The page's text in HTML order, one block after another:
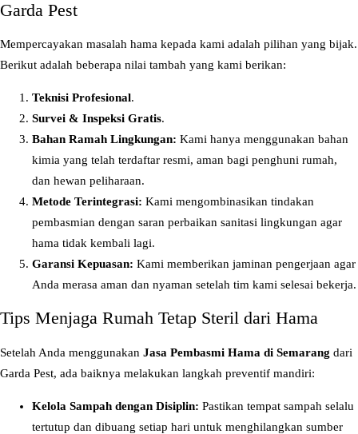
Garda Pest
Mempercayakan masalah hama kepada kami adalah pilihan yang bijak.
Berikut adalah beberapa nilai tambah yang kami berikan:
Teknisi Profesional.
Survei & Inspeksi Gratis.
Bahan Ramah Lingkungan: Kami hanya menggunakan bahan
kimia yang telah terdaftar resmi, aman bagi penghuni rumah,
dan hewan peliharaan.
Metode Terintegrasi: Kami mengombinasikan tindakan
pembasmian dengan saran perbaikan sanitasi lingkungan agar
hama tidak kembali lagi.
Garansi Kepuasan: Kami memberikan jaminan pengerjaan agar
Anda merasa aman dan nyaman setelah tim kami selesai bekerja.
Tips Menjaga Rumah Tetap Steril dari Hama
Setelah Anda menggunakan Jasa Pembasmi Hama di Semarang dari
Garda Pest, ada baiknya melakukan langkah preventif mandiri:
Kelola Sampah dengan Disiplin: Pastikan tempat sampah selalu
tertutup dan dibuang setiap hari untuk menghilangkan sumber